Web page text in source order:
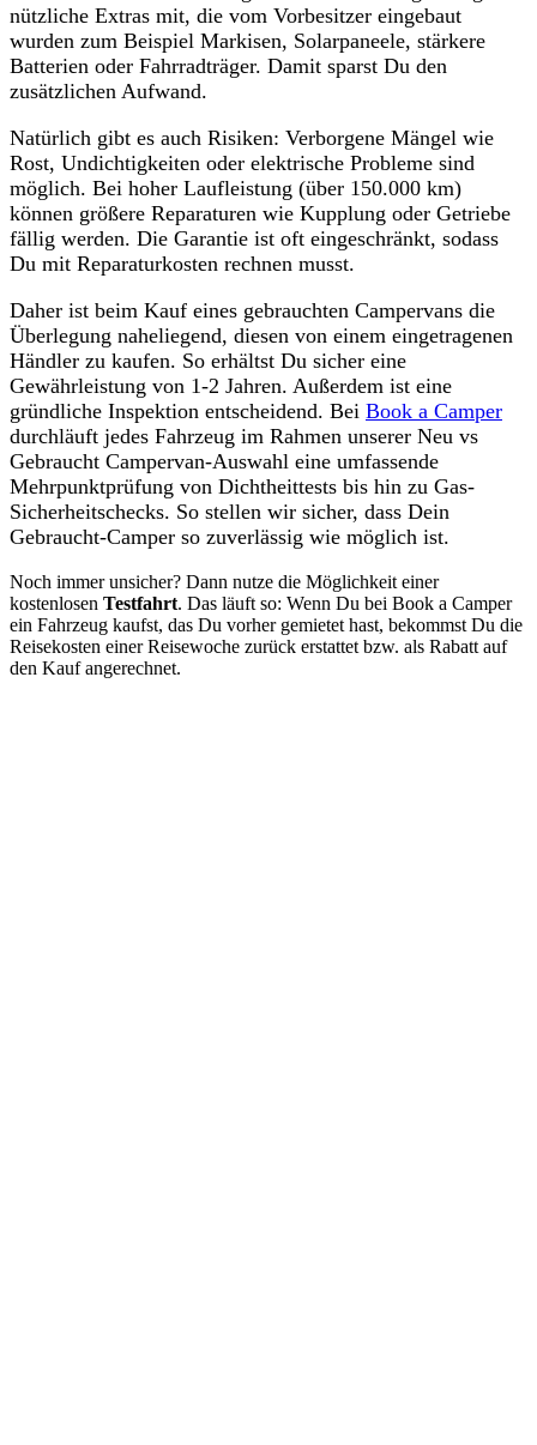
nützliche Extras mit, die vom Vorbesitzer eingebaut
wurden zum Beispiel Markisen, Solarpaneele, stärkere
Batterien oder Fahrradträger. Damit sparst Du den
zusätzlichen Aufwand.
Natürlich gibt es auch Risiken: Verborgene Mängel wie
Rost, Undichtigkeiten oder elektrische Probleme sind
möglich. Bei hoher Laufleistung (über 150.000 km)
können größere Reparaturen wie Kupplung oder Getriebe
fällig werden. Die Garantie ist oft eingeschränkt, sodass
Du mit Reparaturkosten rechnen musst.
Daher ist beim Kauf eines gebrauchten Campervans die
Überlegung naheliegend, diesen von einem eingetragenen
Händler zu kaufen. So erhältst Du sicher eine
Gewährleistung von 1-2 Jahren. Außerdem ist eine
gründliche Inspektion entscheidend. Bei Book a Camper
durchläuft jedes Fahrzeug im Rahmen unserer Neu vs
Gebraucht Campervan-Auswahl eine umfassende
Mehrpunktprüfung von Dichtheittests bis hin zu Gas-
Sicherheitschecks. So stellen wir sicher, dass Dein
Gebraucht-Camper so zuverlässig wie möglich ist.
Noch immer unsicher? Dann nutze die Möglichkeit einer
kostenlosen Testfahrt. Das läuft so: Wenn Du bei Book a Camper
ein Fahrzeug kaufst, das Du vorher gemietet hast, bekommst Du die
Reisekosten einer Reisewoche zurück erstattet bzw. als Rabatt auf
den Kauf angerechnet.